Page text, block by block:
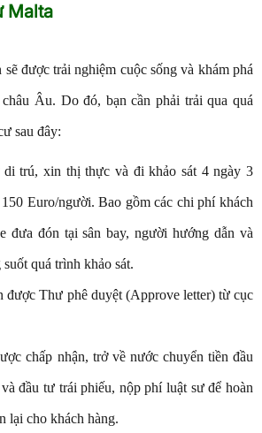
Malta
sẽ được trải nghiệm cuộc sống và khám phá
Âu. Do đó, bạn cần phải trải qua quá
sau đây:
di trú, xin thị thực và đi khảo sát 4 ngày 3
Euro/người. Bao gồm các chi phí khách
đưa đón tại sân bay, người hướng dẫn và
quá trình khảo sát.
được Thư phê duyệt (Approve letter) từ cục
chấp nhận, trở về nước chuyển tiền đầu
đầu tư trái phiếu, nộp phí luật sư để hoàn
lại cho khách hàng.